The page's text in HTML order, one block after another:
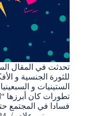
تحدثت في المقال
للثورة الجنسية و
الستينيات و
تطورات كان أبرزها
فسادا في المجتمع